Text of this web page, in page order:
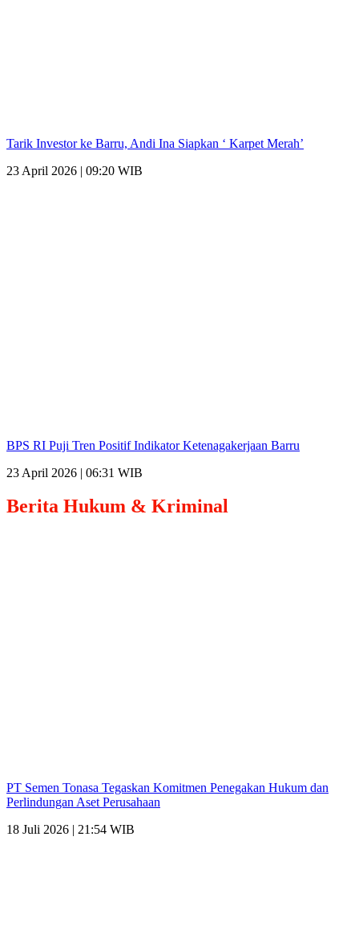
Tarik Investor ke Barru, Andi Ina Siapkan ‘ Karpet Merah’
23 April 2026 | 09:20 WIB
BPS RI Puji Tren Positif Indikator Ketenagakerjaan Barru
23 April 2026 | 06:31 WIB
Berita Hukum & Kriminal
PT Semen Tonasa Tegaskan Komitmen Penegakan Hukum dan
Perlindungan Aset Perusahaan
18 Juli 2026 | 21:54 WIB